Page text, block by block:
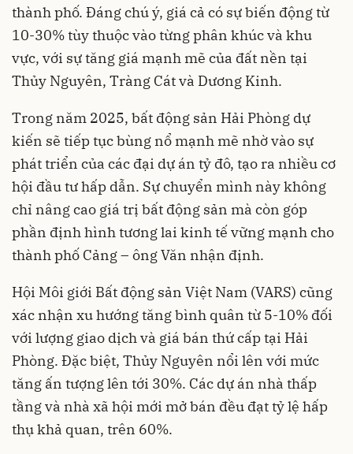
thành phố. Đáng chú ý, giá cả có sự biến động từ
10-30% tùy thuộc vào từng phân khúc và khu
vực, với sự tăng giá mạnh mẽ của đất nền tại
Thủy Nguyên, Tràng Cát và Dương Kinh.
Trong năm 2025, bất động sản Hải Phòng dự
kiến sẽ tiếp tục bùng nổ mạnh mẽ nhờ vào sự
phát triển của các đại dự án tỷ đô, tạo ra nhiều cơ
hội đầu tư hấp dẫn. Sự chuyển mình này không
chỉ nâng cao giá trị bất động sản mà còn góp
phần định hình tương lai kinh tế vững mạnh cho
thành phố Cảng – ông Văn nhận định.
Hội Môi giới Bất động sản Việt Nam (VARS) cũng
xác nhận xu hướng tăng bình quân từ 5-10% đối
với lượng giao dịch và giá bán thứ cấp tại Hải
Phòng. Đặc biệt, Thủy Nguyên nổi lên với mức
tăng ấn tượng lên tới 30%. Các dự án nhà thấp
tầng và nhà xã hội mới mở bán đều đạt tỷ lệ hấp
thụ khả quan, trên 60%.